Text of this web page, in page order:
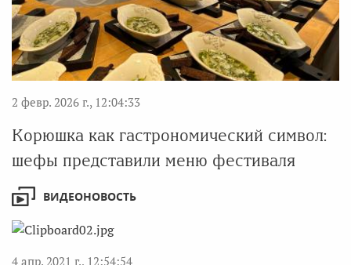
2 февр. 2026 г., 12:04:33
Корюшка как гастрономический символ:
шефы представили меню фестиваля
ВИДЕОНОВОСТЬ
4 апр. 2021 г., 12:54:54